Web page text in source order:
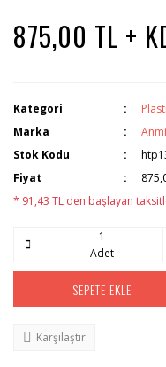
875,00 TL +
Kategori
Marka
Stok Kodu
Fiyat
* 91,43 TL den başlayan
Adet
SEPETE EKLE
Karşılaştır